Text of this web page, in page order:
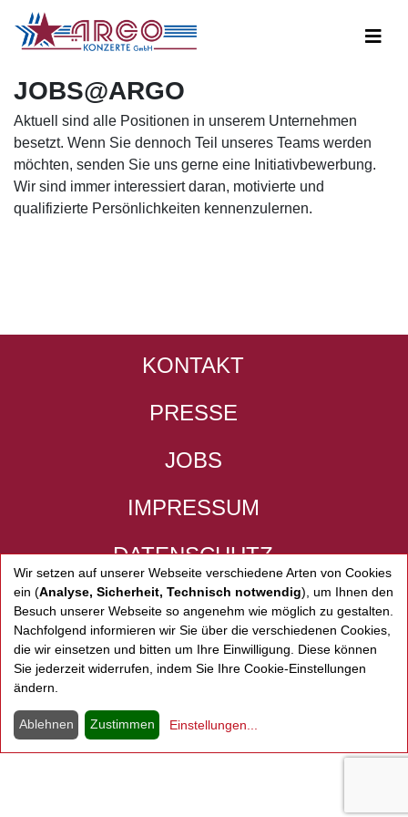
JOBS@ARGO
Aktuell sind alle Positionen in unserem Unternehmen
besetzt. Wenn Sie dennoch Teil unseres Teams werden
möchten, senden Sie uns gerne eine Initiativbewerbung.
Wir sind immer interessiert daran, motivierte und
qualifizierte Persönlichkeiten kennenzulernen.
KONTAKT
PRESSE
JOBS
IMPRESSUM
DATENSCHUTZ
ARGO KONZERTE
ARGO KONZERTE
Wir setzen auf unserer Webseite verschiedene Arten von Cookies
ein (Analyse, Sicherheit, Technisch notwendig), um Ihnen den
Besuch unserer Webseite so angenehm wie möglich zu gestalten.
Nachfolgend informieren wir Sie über die verschiedenen Cookies,
die wir einsetzen und bitten um Ihre Einwilligung. Diese können
Sie jederzeit widerrufen, indem Sie Ihre Cookie-Einstellungen
ändern.
Ablehnen Zustimmen Einstellungen...